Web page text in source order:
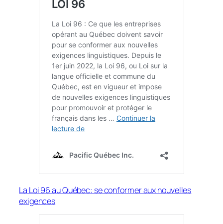
La Loi 96 au Québec: se conformer aux nouvelles
exigences